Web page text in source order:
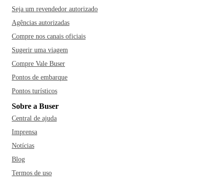
Seja um revendedor autorizado
Agências autorizadas
Compre nos canais oficiais
Sugerir uma viagem
Compre Vale Buser
Pontos de embarque
Pontos turísticos
Sobre a Buser
Central de ajuda
Imprensa
Notícias
Blog
Termos de uso